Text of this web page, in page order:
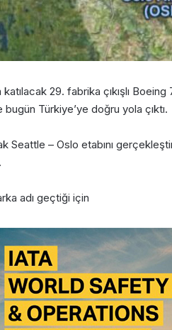
29. fabrika çıkışlı
bugün Türkiye’ye doğru yola çıktı.
Seattle – Oslo etabını
adı geçtiği için